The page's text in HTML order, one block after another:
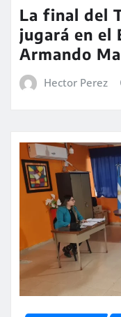
La final del
jugará en el
Armando
Hector Perez